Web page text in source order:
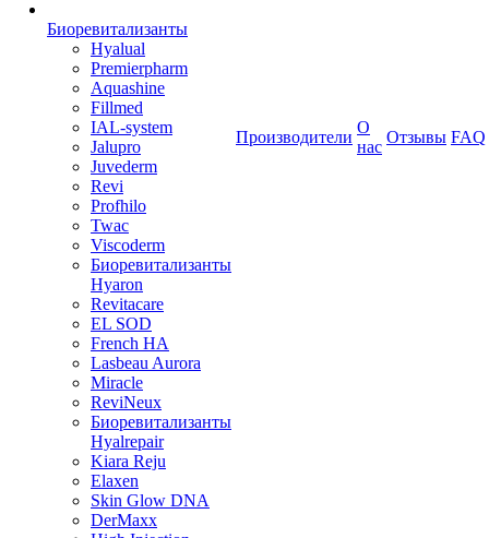
Биоревитализанты
Hyalual
Premierpharm
Aquashine
Fillmed
IAL-system
Jalupro
Juvederm
Revi
Profhilo
Twac
Viscoderm
Биоревитализанты
Hyaron
Revitacare
EL SOD
French HA
Lasbeau Aurora
Miracle
ReviNeux
Биоревитализанты
Hyalrepair
Kiara Reju
Elaxen
Skin Glow DNA
DerMaxx
Производители
О
нас
Отзывы FAQ